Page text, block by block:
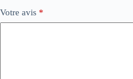
Votre avis *